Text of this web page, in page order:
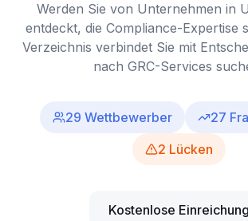
Werden Sie von Unternehmen in
entdeckt, die Compliance-Expertise
Verzeichnis verbindet Sie mit
nach GRC-Services
29 Wettbewerber 27
2 Lücken
Kostenlose Einreichung